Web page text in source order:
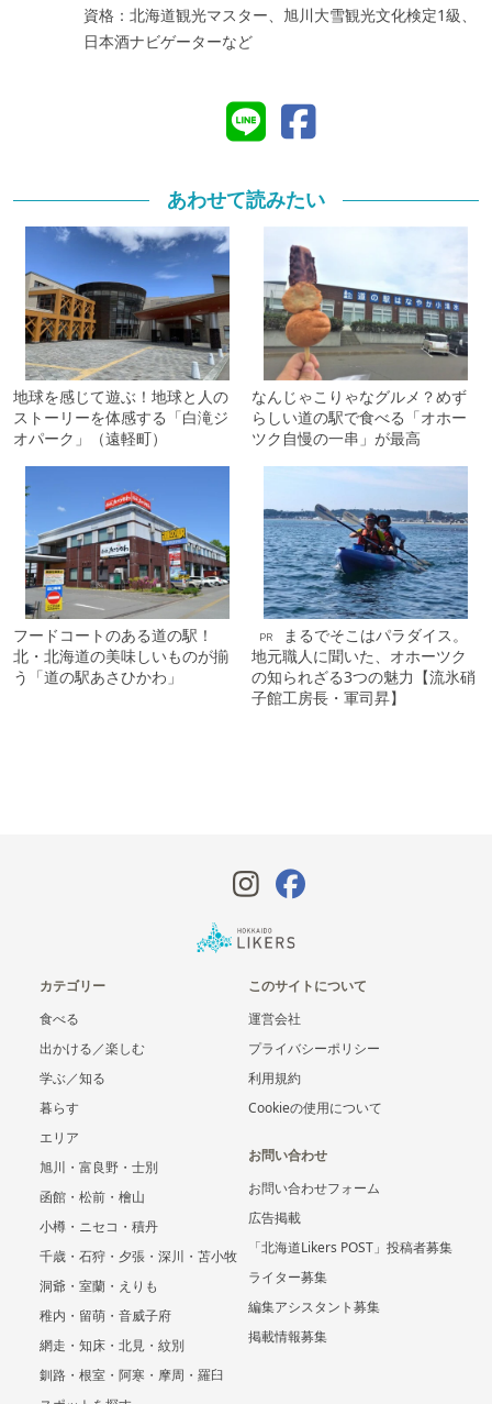
資格：北海道観光マスター、旭川大雪観光文化検定1級、
日本酒ナビゲーターなど
あわせて読みたい
地球を感じて遊ぶ！地球と人の
ストーリーを体感する「白滝ジ
オパーク」（遠軽町）
なんじゃこりゃなグルメ？めず
らしい道の駅で食べる「オホー
ツク自慢の一串」が最高
フードコートのある道の駅！
北・北海道の美味しいものが揃
う「道の駅あさひかわ」
PR
まるでそこはパラダイス。
地元職人に聞いた、オホーツク
の知られざる3つの魅力【流氷硝
子館工房長・軍司昇】
カテゴリー
食べる
出かける／楽しむ
学ぶ／知る
暮らす
エリア
旭川・富良野・士別
函館・松前・檜山
小樽・ニセコ・積丹
千歳・石狩・夕張・深川・苫小牧
洞爺・室蘭・えりも
稚内・留萌・音威子府
網走・知床・北見・紋別
釧路・根室・阿寒・摩周・羅臼
このサイトについて
運営会社
プライバシーポリシー
利用規約
Cookieの使用について
お問い合わせ
お問い合わせフォーム
広告掲載
「北海道Likers POST」投稿者募集
ライター募集
編集アシスタント募集
掲載情報募集